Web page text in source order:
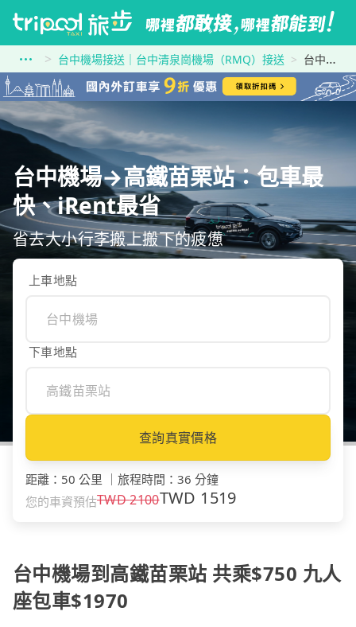
台中機場接送｜台中清泉崗機場（RMQ）接送 台中機場到高鐵苗栗站
台中機場→高鐵苗栗站：包車最
快、iRent最省
省去大小行李搬上搬下的疲憊
上車地點
下車地點
查詢真實價格
距離 ： 50 公里 旅程時間 ： 36 分鐘
您的車資預估TWD2100TWD 1519
台中機場到高鐵苗栗站 共乘$750 九人
座包車$1970